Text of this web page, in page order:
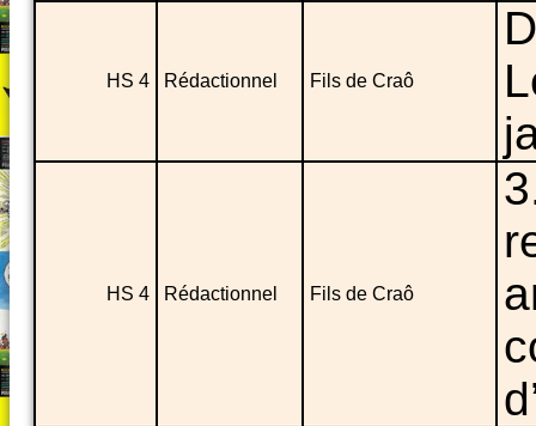
HS 4 Rédactionnel Fils de Craô
HS 4 Rédactionnel Fils de Craô